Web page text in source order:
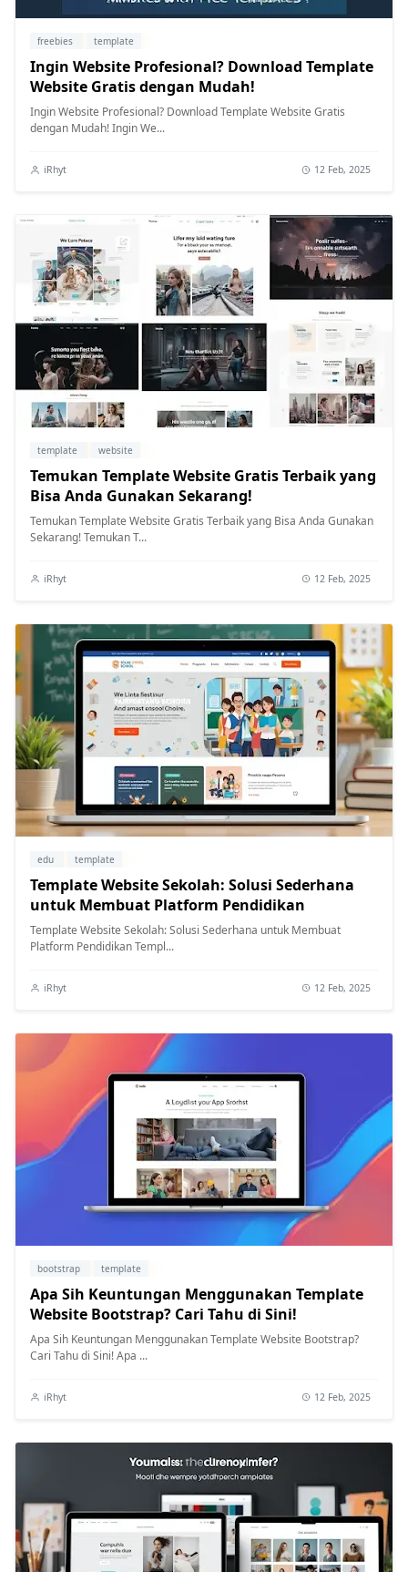
freebies template
Ingin Website Profesional? Download Template
Website Gratis dengan Mudah!
Ingin Website Profesional? Download Template Website Gratis
dengan Mudah! Ingin We...
iRhyt 12 Feb, 2025
template website
Temukan Template Website Gratis Terbaik yang
Bisa Anda Gunakan Sekarang!
Temukan Template Website Gratis Terbaik yang Bisa Anda Gunakan
Sekarang! Temukan T...
iRhyt 12 Feb, 2025
edu template
Template Website Sekolah: Solusi Sederhana
untuk Membuat Platform Pendidikan
Template Website Sekolah: Solusi Sederhana untuk Membuat
Platform Pendidikan Templ...
iRhyt 12 Feb, 2025
bootstrap template
Apa Sih Keuntungan Menggunakan Template
Website Bootstrap? Cari Tahu di Sini!
Apa Sih Keuntungan Menggunakan Template Website Bootstrap?
Cari Tahu di Sini! Apa ...
iRhyt 12 Feb, 2025